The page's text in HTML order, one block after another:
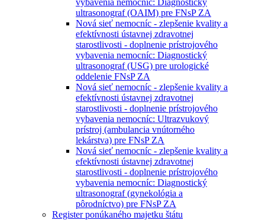
vybavenia nemocníc: Diagnostický
ultrasonograf (OAIM) pre FNsP ZA
Nová sieť nemocníc - zlepšenie kvality a
efektívnosti ústavnej zdravotnej
starostlivosti - doplnenie prístrojového
vybavenia nemocníc: Diagnostický
ultrasonograf (USG) pre urologické
oddelenie FNsP ZA
Nová sieť nemocníc - zlepšenie kvality a
efektívnosti ústavnej zdravotnej
starostlivosti - doplnenie prístrojového
vybavenia nemocníc: Ultrazvukový
prístroj (ambulancia vnútorného
lekárstva) pre FNsP ZA
Nová sieť nemocníc - zlepšenie kvality a
efektívnosti ústavnej zdravotnej
starostlivosti - doplnenie prístrojového
vybavenia nemocníc: Diagnostický
ultrasonograf (gynekológia a
pôrodníctvo) pre FNsP ZA
Register ponúkaného majetku štátu